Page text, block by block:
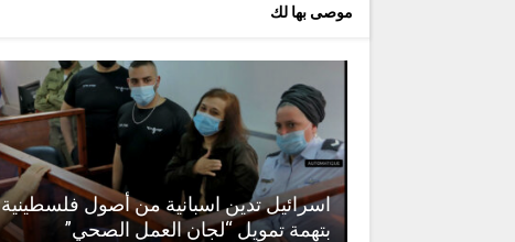
موصى بها لك
اسرائيل تدين اسبانية من أصول فلسطينية
بتهمة تمويل “لجان العمل الصحي”